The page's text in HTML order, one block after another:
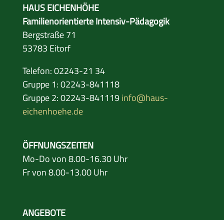
HAUS EICHENHÖHE
Familienorientierte Intensiv-Pädagogik
Bergstraße 71
53783 Eitorf
Telefon: 02243-21 34
Gruppe 1: 02243-841118
Gruppe 2: 02243-841119info@haus-
eichenhoehe.de
ÖFFNUNGSZEITEN
Mo-Do von 8.00-16.30 Uhr
Fr von 8.00-13.00 Uhr
ANGEBOTE